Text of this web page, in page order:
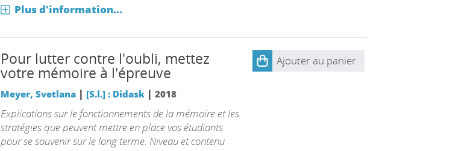
Plus d'information...
Pour lutter contre l'oubli, mettez
votre mémoire à l'épreuve
Meyer, Svetlana | [S.l.] : Didask| 2018
Explications sur le fonctionnements de la mémoire et les
stratégies que peuvent mettre en place vos étudiants
pour se souvenir sur le long terme. Niveau et contenu
Ajouter au panier